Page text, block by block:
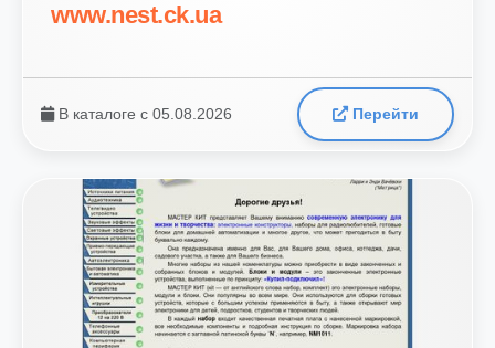
www.nest.ck.ua
В каталоге с 05.08.2026 Перейти